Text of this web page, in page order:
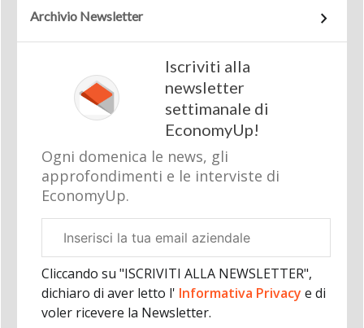
Archivio Newsletter
Iscriviti alla
newsletter
settimanale di
EconomyUp!
Ogni domenica le news, gli
approfondimenti e le interviste di
EconomyUp.
aziendale
Cliccando su "ISCRIVITI ALLA NEWSLETTER",
dichiaro di aver letto l' Informativa Privacy e di
voler ricevere la Newsletter.